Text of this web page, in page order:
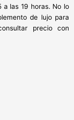
a las 19 horas. No lo
de lujo para
precio con